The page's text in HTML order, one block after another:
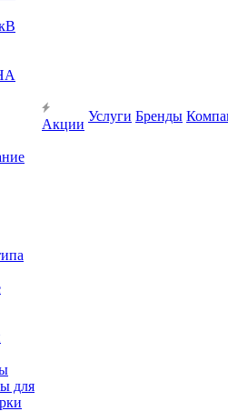
для
Акции
Услуги Бренды